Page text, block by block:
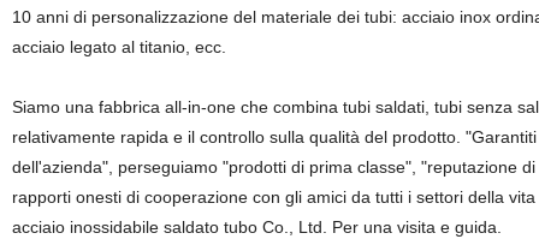
10 anni di personalizzazione del materiale dei tubi: acciaio inox
acciaio legato al titanio, ecc.
Siamo una fabbrica all-in-one che combina tubi saldati, tubi senza
relativamente rapida e il controllo sulla qualità del prodotto.
dell'azienda", perseguiamo "prodotti di prima classe", "reputazione
rapporti onesti di cooperazione con gli amici da tutti i settori della
acciaio inossidabile saldato tubo Co., Ltd. Per una visita e guida.